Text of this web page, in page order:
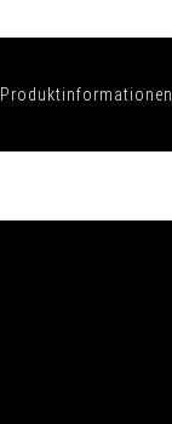
Produktinformationen